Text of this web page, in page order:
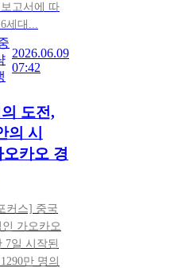
고서에 따
세대...
2026.06.09
07:42
도전,
의 시
카오 경
커스] 중국
가오카오
7일 시작된
만 명의